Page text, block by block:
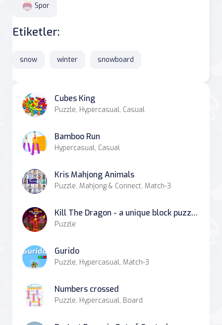
Spor
Etiketler:
snow winter snowboard
Cubes King
Puzzle, Hypercasual, Casual
Bamboo Run
Hypercasual, Casual
Kris Mahjong Animals
Puzzle, Mahjong & Connect, Match-3
Kill The Dragon - a unique block puzzle experience!
Puzzle
Gurido
Puzzle, Hypercasual, Match-3
Numbers crossed
Puzzle, Hypercasual, Board